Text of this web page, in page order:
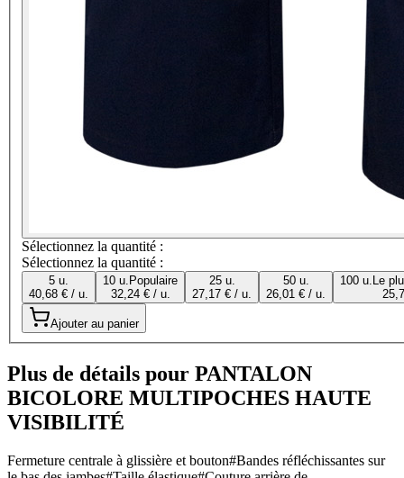
Sélectionnez la quantité :
Sélectionnez la quantité :
5 u.
40,68 € / u.
10 u. Populaire
32,24 € / u.
25 u.
27,17 € / u.
50 u.
26,01 € / u.
100 u. Le
Ajouter au panier
Plus de détails pour PANTALON
BICOLORE MULTIPOCHES HAUTE
VISIBILITÉ
Fermeture centrale à glissière et bouton#Bandes réfléchissantes sur